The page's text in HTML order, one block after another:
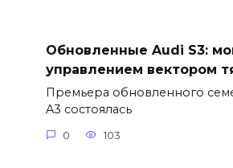
Обновленные Audi S3:
управлением вектором
Премьера обновленного
A3 состоялась
0 103